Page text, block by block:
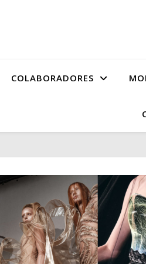
COLABORADORES